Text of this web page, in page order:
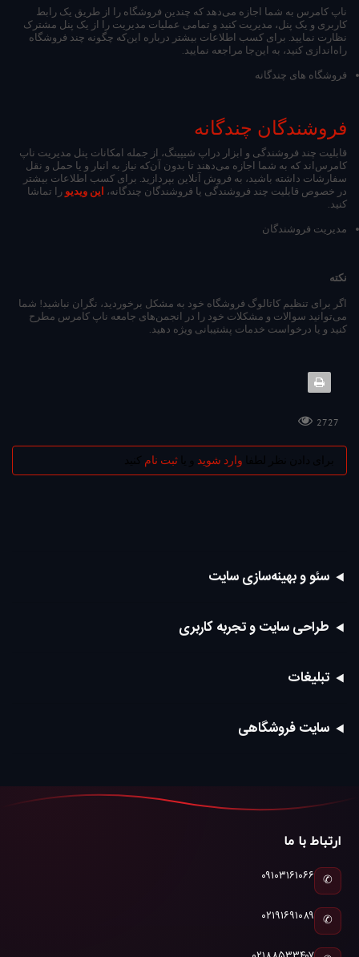
ناپ کامرس به شما اجازه می‌دهد که چندین فروشگاه را از طریق یک رابط
کاربری و یک پنل، مدیریت کنید و تمامی عملیات مدیریت را از یک پنل مشترک
نظارت نمایید. برای کسب اطلاعات بیشتر درباره این‌که چگونه چند فروشگاه
راه‌اندازی کنید، به این‌جا مراجعه نمایید.
فروشگاه های چندگانه
فروشندگان چندگانه
قابلیت چند فروشندگی و ابزار دراپ شیپینگ، از جمله امکانات پنل مدیریت ناپ
کامرس‌اند که به شما اجازه می‌دهند تا بدون آن‌که نیاز به انبار و یا حمل و نقل
سفارشات داشته باشید، به فروش آنلاین بپردازید. برای کسب اطلاعات بیشتر
در خصوص قابلیت چند فروشندگی یا فروشندگان چندگانه، این ویدیو را تماشا
کنید.
مدیریت فروشندگان
نکته
اگر برای تنظیم کاتالوگ فروشگاه خود به مشکل برخوردید، نگران نباشید! شما
می‌توانید سوالات و مشکلات خود را در انجمن‌های جامعه ناپ کامرس مطرح
کنید و یا درخواست خدمات پشتیبانی ویژه دهید.
2727
وارد شوید ثبت نام
سئو و بهینه‌سازی سایت
طراحی سایت و تجربه کاربری
تبلیغات
سایت فروشگاهی
ارتباط با ما
✆ ۰۹۱۰۳۱۶۱۰۶۶
✆ ۰۲۱۹۱۶۹۱۰۸۹